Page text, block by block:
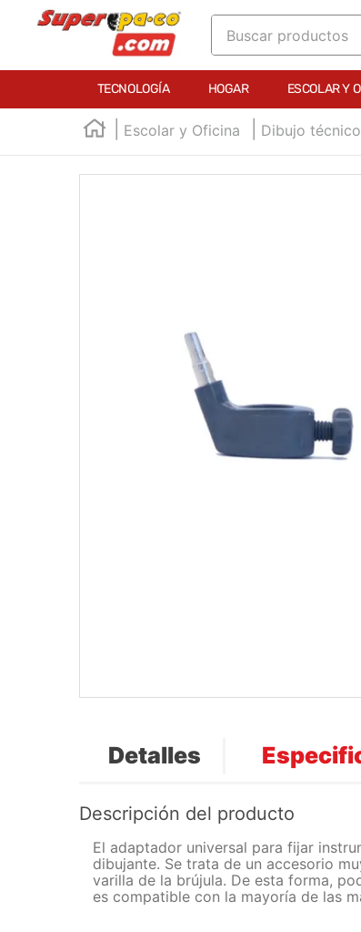
Buscar productos
TECNOLOGÍA HOGAR ESCOLAR Y
Escolar y Oficina Dibujo
Detalles
Descripción del producto
El adaptador universal para fijar
dibujante. Se trata de un accesorio
varilla de la brújula. De esta forma,
es compatible con la mayoría de las
TÉRMINOS MÁS
2.
marcador e300